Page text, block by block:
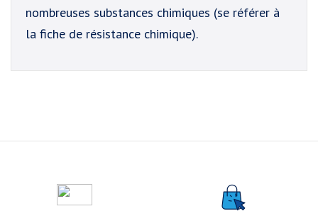
nombreuses substances chimiques (se référer à
la fiche de résistance chimique).